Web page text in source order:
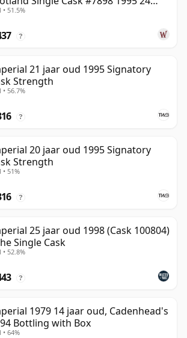
oud
• 51.5%
?
21 jaar oud 1995 Signatory
Strength
• 56.7%
?
20 jaar oud 1995 Signatory
Strength
• 51%
?
25 jaar oud 1998 (Cask 100804)
Single Cask
• 52.8%
?
1979 14 jaar oud, Cadenhead's
Bottling with Box
• 64%